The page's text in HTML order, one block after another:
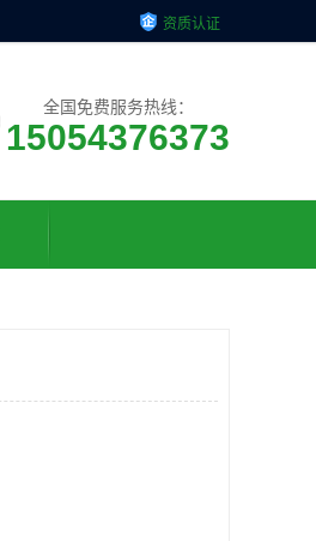
资质认证
全国免费服务热线：
15054376373